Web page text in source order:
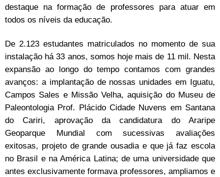
destaque na formação de professores para atuar em
todos os níveis da educação.
De 2.123 estudantes matriculados no momento de sua
instalação há 33 anos, somos hoje mais de 11 mil. Nesta
expansão ao longo do tempo contamos com grandes
avanços: a implantação de nossas unidades em Iguatu,
Campos Sales e Missão Velha, aquisição do Museu de
Paleontologia Prof. Plácido Cidade Nuvens em Santana
do Cariri, aprovação da candidatura do Araripe
Geoparque Mundial com sucessivas avaliações
exitosas, projeto de grande ousadia e que já faz escola
no Brasil e na América Latina; de uma universidade que
antes exclusivamente formava professores, ampliamos e